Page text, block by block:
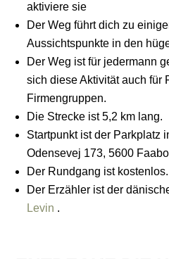
aktiviere sie
Der Weg führt dich zu
Aussichtspunkte in den
Der Weg ist für jedermann
sich diese Aktivität auch für
Firmengruppen.
Die Strecke ist 5,2 km lang.
Startpunkt ist der Parkplatz
Odensevej 173, 5600
Der Rundgang ist kostenlos.
Der Erzähler ist der
Levin .